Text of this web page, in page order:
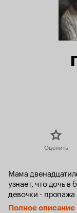
Оценить
Мама
узнает, что дочь
девочки -
собаке предстоят
Полное описание